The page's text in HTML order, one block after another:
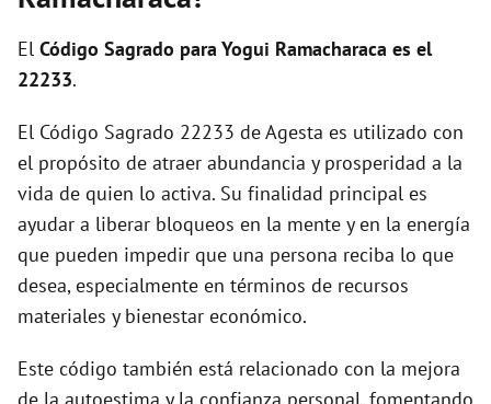
e
o
El Código Sagrado para Yogui Ramacharaca es el
22233.
El Código Sagrado 22233 de Agesta es utilizado con
el propósito de atraer abundancia y prosperidad a la
vida de quien lo activa. Su finalidad principal es
ayudar a liberar bloqueos en la mente y en la energía
que pueden impedir que una persona reciba lo que
desea, especialmente en términos de recursos
materiales y bienestar económico.
Este código también está relacionado con la mejora